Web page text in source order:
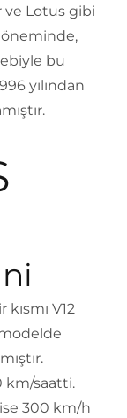
ve Lotus gibi
bu
yılından
V12
km/saatti.
300 km/h